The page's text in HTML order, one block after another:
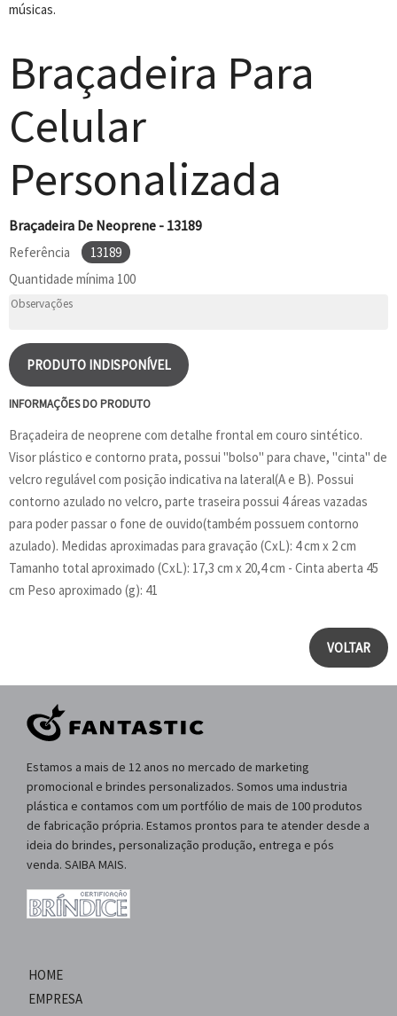
músicas.
Braçadeira Para
Celular
Personalizada
Braçadeira De Neoprene - 13189
Referência
13189
Quantidade mínima 100
PRODUTO INDISPONÍVEL
INFORMAÇÕES DO PRODUTO
Braçadeira de neoprene com detalhe frontal em couro sintético.
Visor plástico e contorno prata, possui "bolso" para chave, "cinta" de
velcro regulável com posição indicativa na lateral(A e B). Possui
contorno azulado no velcro, parte traseira possui 4 áreas vazadas
para poder passar o fone de ouvido(também possuem contorno
azulado). Medidas aproximadas para gravação (CxL): 4 cm x 2 cm
Tamanho total aproximado (CxL): 17,3 cm x 20,4 cm - Cinta aberta 45
cm Peso aproximado (g): 41
VOLTAR
Estamos a mais de 12 anos no mercado de marketing
promocional e brindes personalizados. Somos uma industria
plástica e contamos com um portfólio de mais de 100 produtos
de fabricação própria. Estamos prontos para te atender desde a
ideia do brindes, personalização produção, entrega e pós
venda. SAIBA MAIS.
HOME
EMPRESA